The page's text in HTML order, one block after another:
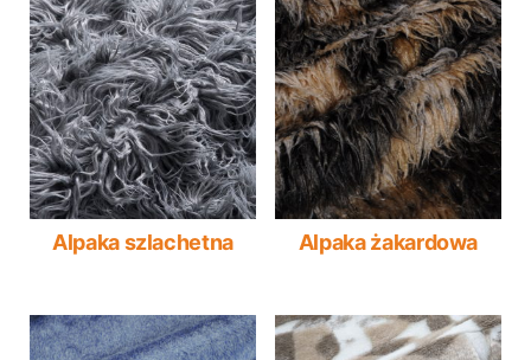
Alpaka szlachetna Alpaka żakardowa